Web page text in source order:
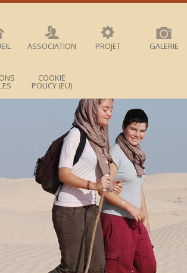
ASSOCIATION PROJET GALERIE
COOKIE
POLICY (EU)